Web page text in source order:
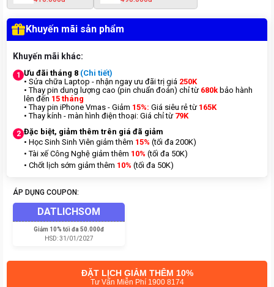
Khuyến mãi sản phẩm
Khuyến mãi khác:
1 Ưu đãi tháng 8 (Chi tiết)
• Sửa chữa Laptop - nhận ngay ưu đãi trị giá 250K
• Thay pin dung lượng cao (pin chuẩn đoán) chỉ từ 680k bảo hành
lên đến 15 tháng
• Thay pin iPhone Vmas - Giảm 15%: Giá siêu rẻ từ 165K
• Thay kính - màn hình điện thoại: Giá chỉ từ 79K
2 Đặc biệt, giảm thêm trên giá đã giảm
• Học Sinh Sinh Viên giảm thêm 15% (tối đa 200K)
• Tài xế Công Nghệ giảm thêm 10% (tối đa 50K)
• Chốt lịch sớm giảm thêm 10% (tối đa 50K)
ÁP DỤNG COUPON:
DATLICHSOM
Giảm 10% tối đa 50.000đ
HSD:31/01/2027
ĐẶT LỊCH GIẢM THÊM 10%
Tư Vấn Miễn Phí 1900 8174